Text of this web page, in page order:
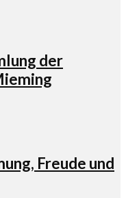
der
Freude und